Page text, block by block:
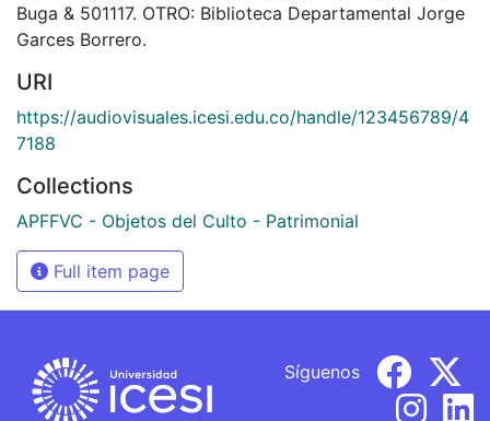
Buga & 501117. OTRO: Biblioteca Departamental Jorge
Garces Borrero.
URI
https://audiovisuales.icesi.edu.co/handle/123456789/4
7188
Collections
APFFVC - Objetos del Culto - Patrimonial
Full item page
Síguenos